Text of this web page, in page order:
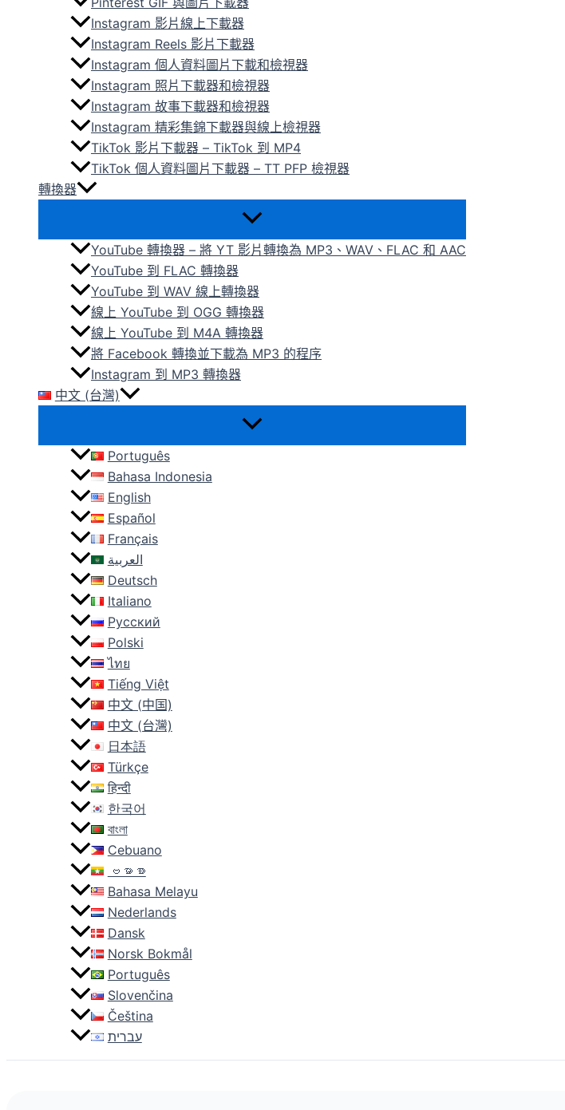
Instagram 影片線上下載器
Instagram Reels 影片下載器
Instagram 個人資料圖片下載和檢視器
Instagram 照片下載器和檢視器
Instagram 故事下載器和檢視器
Instagram 精彩集錦下載器與線上檢視器
TikTok 影片下載器 – TikTok 到 MP4
TikTok 個人資料圖片下載器 – TT PFP 檢視器
轉換器
YouTube 轉換器 – 將 YT 影片轉換為 MP3、WAV、FLAC 和 AAC
YouTube 到 FLAC 轉換器
YouTube 到 WAV 線上轉換器
線上 YouTube 到 OGG 轉換器
線上 YouTube 到 M4A 轉換器
將 Facebook 轉換並下載為 MP3 的程序
Instagram 到 MP3 轉換器
中文 (台灣)
Português
Bahasa Indonesia
English
Español
Français
العربية
Deutsch
Italiano
Русский
Polski
ไทย
Tiếng Việt
中文 (中国)
中文 (台灣)
日本語
Türkçe
हिन्दी
한국어
বাংলা
Cebuano
ဗမာစာ
Bahasa Melayu
Nederlands
Dansk
Norsk Bokmål
Português
Slovenčina
Čeština
עברית